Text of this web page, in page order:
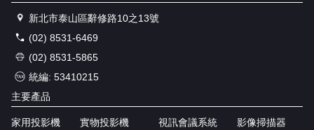
新北市泰山區辭修路10之13號
(02) 8531-6469
(02) 8531-5865
統編: 53410215
主要產品
家用投影機 實物投影機 視訊會議系統 影像掃描器